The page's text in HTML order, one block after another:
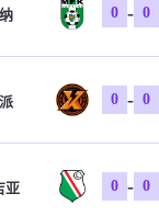
0 - 0
0 - 0
亚 0 - 0